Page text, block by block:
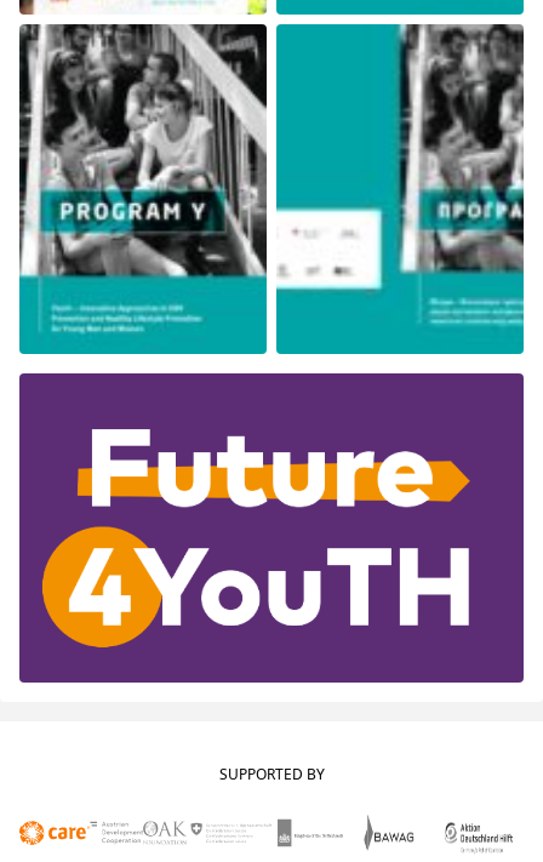
SUPPORTED BY